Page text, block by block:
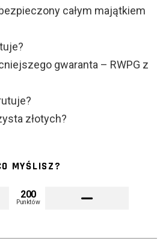
całym majątkiem
gwaranta – RWPG z
złotych?
MYŚLISZ?
200
Punktów